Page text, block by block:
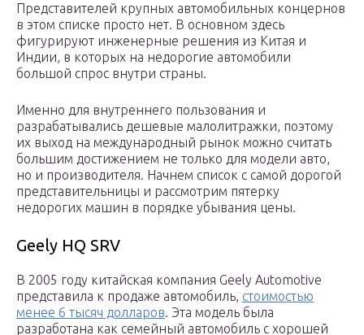
Представителей крупных автомобильных концернов
в этом списке просто нет. В основном здесь
фигурируют инженерные решения из Китая и
Индии, в которых на недорогие автомобили
большой спрос внутри страны.
Именно для внутреннего пользования и
разрабатывались дешевые малолитражки, поэтому
их выход на международный рынок можно считать
большим достижением не только для модели авто,
но и производителя. Начнем список с самой дорогой
представительницы и рассмотрим пятерку
недорогих машин в порядке убывания цены.
Geely HQ SRV
В 2005 году китайская компания Geely Automotive
представила к продаже автомобиль, стоимостью
менее 6 тысяч долларов. Эта модель была
разработана как семейный автомобиль с хорошей